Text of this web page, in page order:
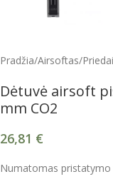
Pradžia/Airsoftas/Priedai
Dėtuvė airsoft
mm CO2
26,81 €
Numatomas pristatymo